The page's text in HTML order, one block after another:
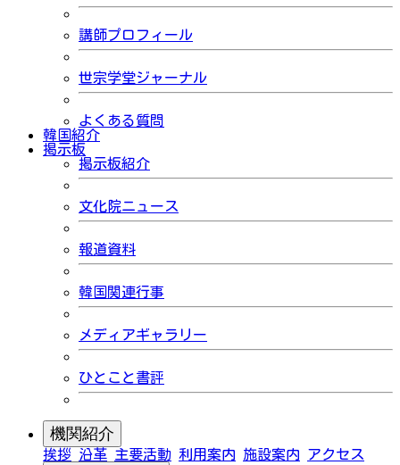
講師プロフィール
世宗学堂ジャーナル
よくある質問
韓国紹介
掲示板
掲示板紹介
文化院ニュース
報道資料
韓国関連行事
メディアギャラリー
ひとこと書評
機関紹介
挨拶 沿革 主要活動 利用案内 施設案内 アクセス